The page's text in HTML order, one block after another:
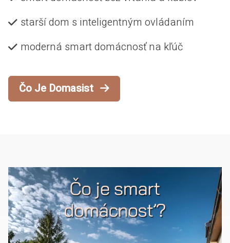
starší dom s inteligentným ovládaním
moderná smart domácnosť na kľúč
Čo Je Domasist